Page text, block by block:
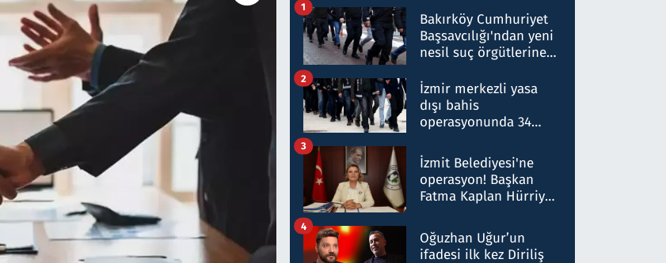
Bakırköy Cumhuriyet
Başsavcılığı'ndan yeni
nesil suç örgütlerine
hakkında gözaltı kararı
1
İzmir merkezli yasa
dışı bahis
operasyonunda 34
Milyar liralık para
trafiği tespit edildi
2
İzmit Belediyesi'ne
operasyon! Başkan
Fatma Kaplan Hürriyet
3
Oğuzhan Uğur’un
ifadesi ilk kez Diriliş
4